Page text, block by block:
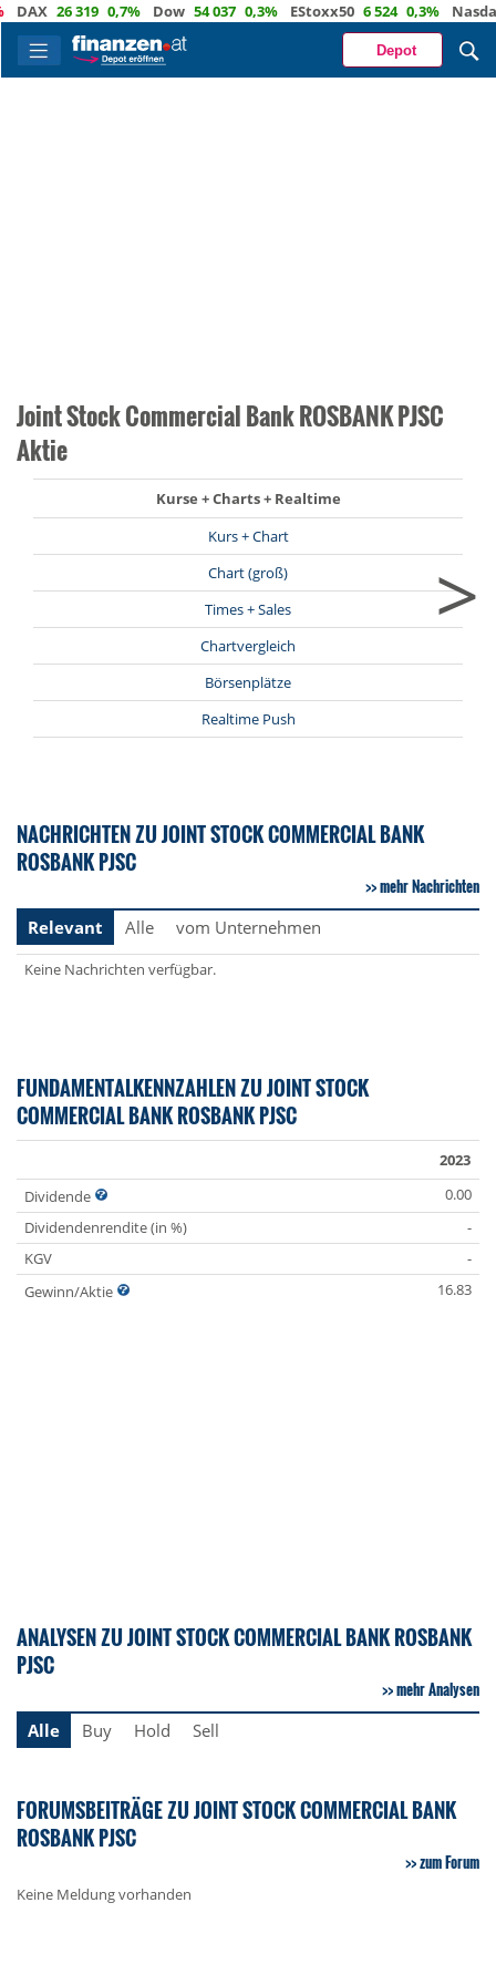
26 319 0,7% Dow 54 037 0,3% EStoxx50 6 524 0,3% Nasdaq
Depot
Joint Stock Commercial Bank ROSBANK PJSC
Aktie
Kurse + Charts + Realtime
Kurs + Chart
Chart (groß)
Times + Sales
Chartvergleich
Börsenplätze
Realtime Push
>
NACHRICHTEN ZU JOINT STOCK COMMERCIAL BANK
ROSBANK PJSC
mehr Nachrichten
Relevant
Alle vom Unternehmen
Keine Nachrichten verfügbar.
FUNDAMENTALKENNZAHLEN ZU JOINT STOCK
COMMERCIAL BANK ROSBANK PJSC
2023
Dividende
0.00
Dividendenrendite (in %)
-
KGV
-
Gewinn/Aktie
16.83
ANALYSEN ZU JOINT STOCK COMMERCIAL BANK ROSBANK
PJSC
mehr Analysen
Alle
Buy Hold Sell
FORUMSBEITRÄGE ZU JOINT STOCK COMMERCIAL BANK
ROSBANK PJSC
zum Forum
Keine Meldung vorhanden